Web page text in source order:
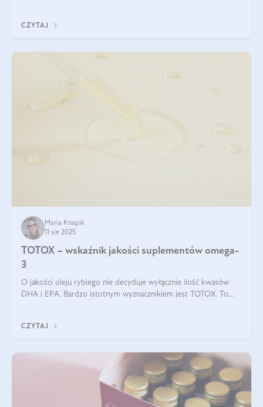
CZYTAJ
Maria Knapik
11 sie 2025
TOTOX – wskaźnik jakości suplementów omega-
3
O jakości oleju rybiego nie decyduje wyłącznie ilość kwasów
DHA i EPA. Bardzo istotnym wyznacznikiem jest TOTOX. To
CZYTAJ